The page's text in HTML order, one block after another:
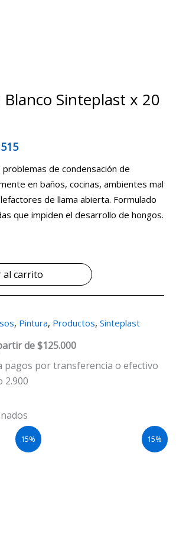
Blanco Sinteplast x 20
de condensación de
en baños, cocinas, ambientes mal
de llama abierta. Formulado
que impiden el desarrollo de hongos.
al carrito
, Pintura, Productos, Sinteplast
de $125.000
pagos por transferencia o efectivo
2.900
15% 15%